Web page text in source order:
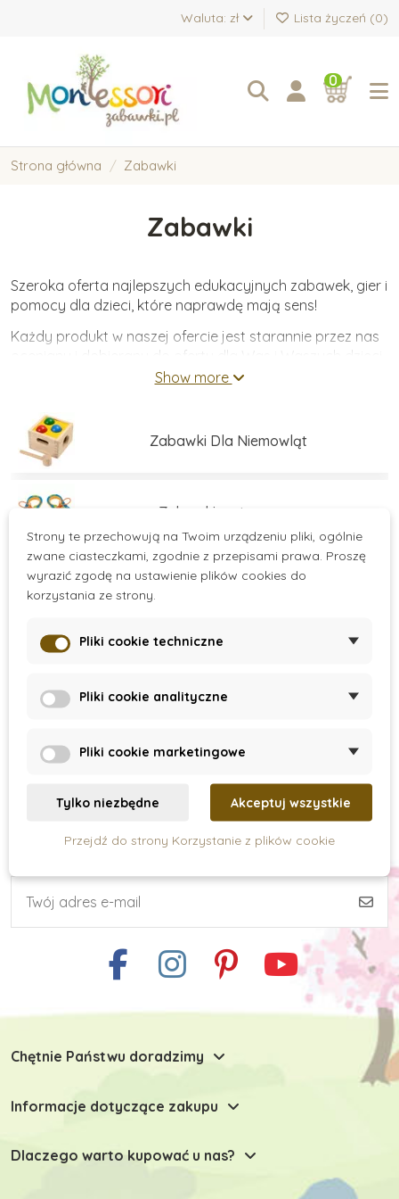
Waluta: zł Lista życzeń (0)
0
Strona główna Zabawki
Zabawki
Szeroka oferta najlepszych edukacyjnych zabawek, gier i
pomocy dla dzieci, które naprawdę mają sens!
Każdy produkt w naszej ofercie jest starannie przez nas
oceniany i dobierany do oferty dla Was i Waszych dzieci.
Oferujemy wyłącznie zabawki wykonane z wysokiej
świadomy rozwój dzieci.
Show more
Zabawki Dla Niemowląt
Zabawki motoryczne
Zabawki edukacyjne
Gry i łamigłówki
Zabawki typu Montessori
Zabawki do 6 miesiąca
Více kategorií
There are no products.
Subskrypcja newslettera
Chętnie Państwu doradzimy
Informacje dotyczące zakupu
Dlaczego warto kupować u nas?
Strony te przechowują na Twoim urządzeniu pliki, ogólnie
zwane ciasteczkami, zgodnie z przepisami prawa. Proszę
wyrazić zgodę na ustawienie plików cookies do
korzystania ze strony.
Pliki cookie techniczne
Pliki cookie analityczne
Pliki cookie marketingowe
Tylko niezbędne Akceptuj wszystkie
Przejdź do strony Korzystanie z plików cookie